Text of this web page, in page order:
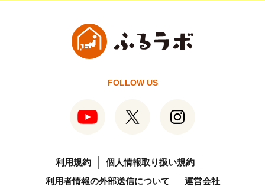
FOLLOW US
利用規約
個人情報取り扱い規約
利用者情報の外部送信について
運営会社